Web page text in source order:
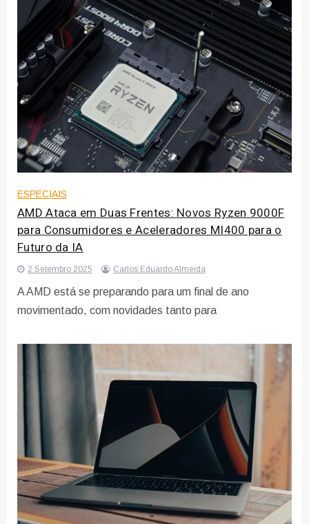
ESPECIAIS
AMD Ataca em Duas Frentes: Novos Ryzen 9000F
para Consumidores e Aceleradores MI400 para o
Futuro da IA
2 Setembro 2025 Carlos Eduardo Almeida
A AMD está se preparando para um final de ano
movimentado, com novidades tanto para